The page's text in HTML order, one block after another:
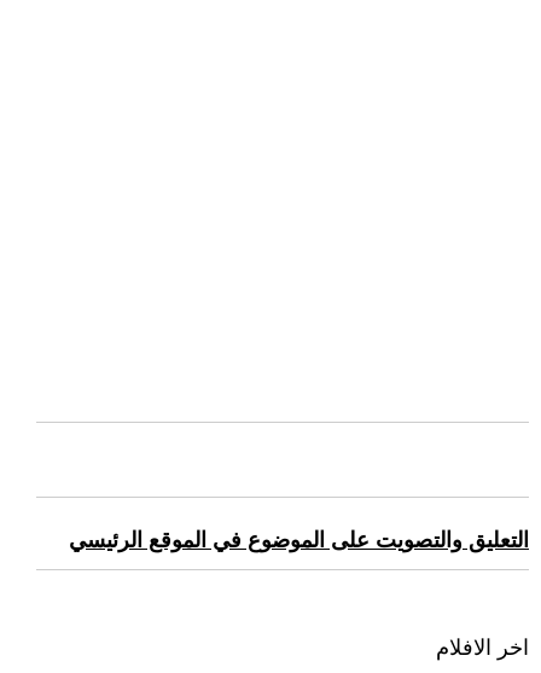
التعليق والتصويت على الموضوع في الموقع الرئيسي
اخر الافلام